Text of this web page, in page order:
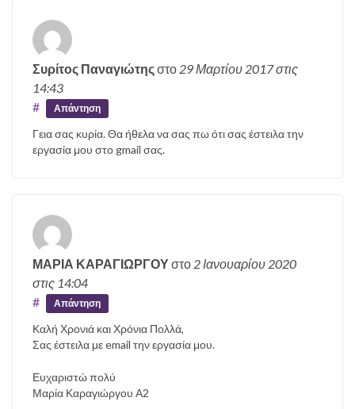
Συρίτος Παναγιώτηςστο 29 Μαρτίου 2017στις
14:43
#
Απάντηση
Γεια σας κυρία. Θα ήθελα να σας πω ότι σας έστειλα την
εργασία μου στο gmail σας.
ΜΑΡΙΑ ΚΑΡΑΓΙΩΡΓΟΥστο 2 Ιανουαρίου 2020
στις 14:04
#
Απάντηση
Καλή Χρονιά και Χρόνια Πολλά,
Σας έστειλα με email την εργασία μου.
Ευχαριστώ πολύ
Μαρία Καραγιώργου Α2